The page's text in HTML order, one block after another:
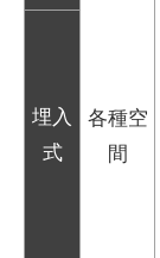
各種空
間
埋入
式